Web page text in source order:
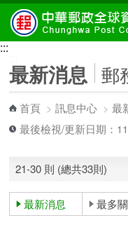
跳到主要內容區塊
:::
最新消息 郵
首頁 >訊息中心 >最
最後檢視/更新日期：
21-30 則 (總共33則)
最新消息 最多